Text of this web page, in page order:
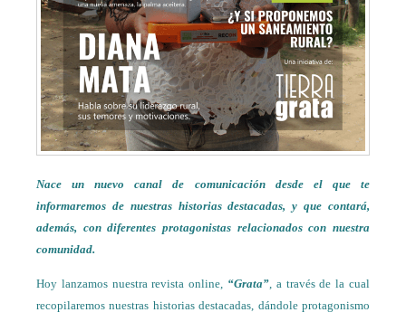
Nace un nuevo canal de comunicación desde el que te
informaremos de nuestras historias destacadas, y que contará,
además, con diferentes protagonistas relacionados con nuestra
comunidad.
Hoy lanzamos nuestra revista online, “Grata”, a través de la cual
recopilaremos nuestras historias destacadas, dándole protagonismo